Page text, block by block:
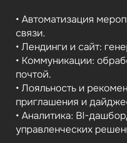
• Автоматизация
связи.
• Лендинги и сайт:
• Коммуникации:
почтой.
• Лояльность и
приглашения и
• Аналитика: BI-
управленческих